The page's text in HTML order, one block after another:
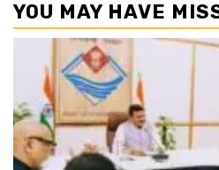
YOU MAY HAVE